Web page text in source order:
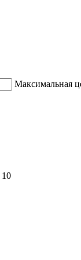
Максимальная
10